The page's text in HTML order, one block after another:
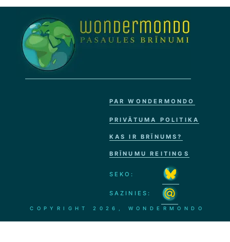
PAR WONDERMONDO
PRIVĀTUMA POLITIKA
KAS IR BRĪNUMS?
BRĪNUMU REITINGS
SEKO:
SAZINIES:
COPYRIGHT2026, WONDERMONDO